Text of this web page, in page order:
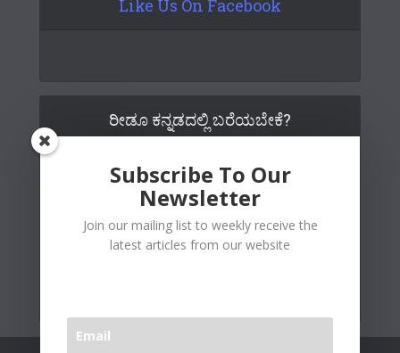
Like Us On Facebook
ರೀಡೂ ಕನ್ನಡದಲ್ಲಿ ಬರೆಯಬೇಕೆ?
Subscribe To Our
Newsletter
Join our mailing list to weekly receive the
latest articles from our website